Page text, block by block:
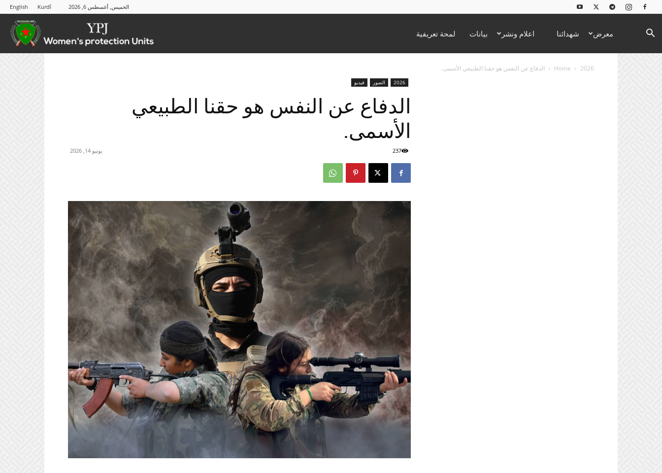
الخميس, أغسطس 6, 2026 Kurdî
English
لمحة تعريفية بيانات اعلام ونشر شهدائنا معرض
Home 2026 الدفاع عن النفس هو حقنا الطبيعي الأسمى.
2026 الصور فيديو
الدفاع عن النفس هو حقنا الطبيعي
الأسمى.
يونيو 14, 2026 237